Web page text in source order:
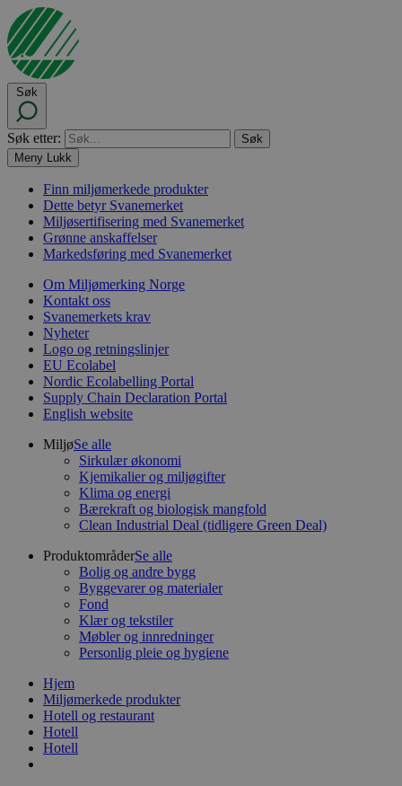
Søk
Søk etter:
Meny Lukk
Finn miljømerkede produkter
Dette betyr Svanemerket
Miljøsertifisering med Svanemerket
Grønne anskaffelser
Markedsføring med Svanemerket
Om Miljømerking Norge
Kontakt oss
Svanemerkets krav
Nyheter
Logo og retningslinjer
EU Ecolabel
Nordic Ecolabelling Portal
Supply Chain Declaration Portal
English website
MiljøSe alle
Sirkulær økonomi
Kjemikalier og miljøgifter
Klima og energi
Bærekraft og biologisk mangfold
Clean Industrial Deal (tidligere Green Deal)
ProduktområderSe alle
Bolig og andre bygg
Byggevarer og materialer
Fond
Klær og tekstiler
Møbler og innredninger
Personlig pleie og hygiene
Hjem
Miljømerkede produkter
Hotell og restaurant
Hotell
Hotell